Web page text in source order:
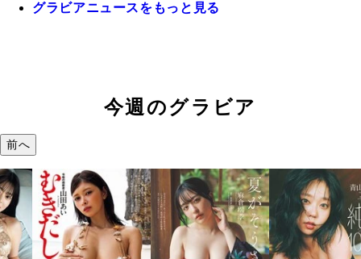
グラビアニュースをもっと見る
今週のグラビア
前へ